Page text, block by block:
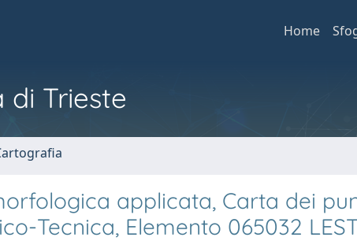
Home
di Trieste
applicata, Carta dei
Tecnica, Elemento 065032